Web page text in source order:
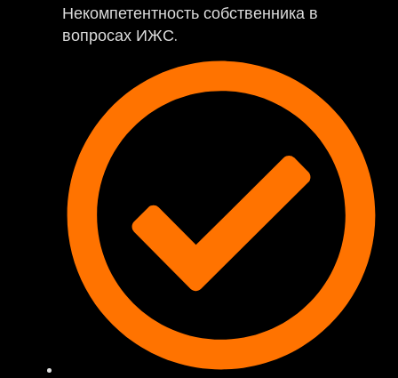
Некомпетентность собственника в
вопросах ИЖС.